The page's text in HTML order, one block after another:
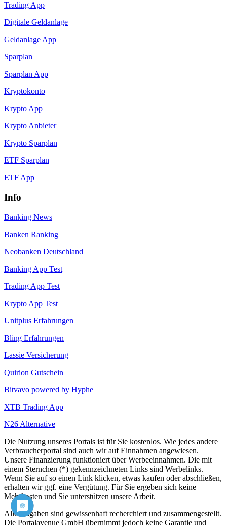
Trading App
Digitale Geldanlage
Geldanlage App
Sparplan
Sparplan App
Kryptokonto
Krypto App
Krypto Anbieter
Krypto Sparplan
ETF Sparplan
ETF App
Info
Banking News
Banken Ranking
Neobanken Deutschland
Banking App Test
Trading App Test
Krypto App Test
Unitplus Erfahrungen
Bling Erfahrungen
Lassie Versicherung
Quirion Gutschein
Bitvavo powered by Hyphe
XTB Trading App
N26 Alternative
Die Nutzung unseres Portals ist für Sie kostenlos. Wie jedes andere
Verbraucherportal sind auch wir auf Einnahmen angewiesen.
Unsere Finanzierung funktioniert über Werbeeinnahmen. Die mit
einem Sternchen (*) gekennzeichneten Links sind Werbelinks.
Wenn Sie auf so einen Link klicken, etwas kaufen oder abschließen,
erhalten wir ggf. eine Vergütung. Für Sie ergeben sich keine
Mehrkosten und Sie unterstützen unsere Arbeit.
Alle Angaben sind gewissenhaft recherchiert und zusammengestellt.
Die Portalavenue GmbH übernimmt jedoch keine Garantie und